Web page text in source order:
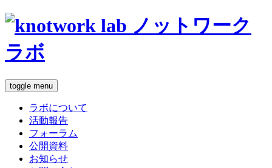
toggle menu
ラボについて
活動報告
フォーラム
公開資料
お知らせ